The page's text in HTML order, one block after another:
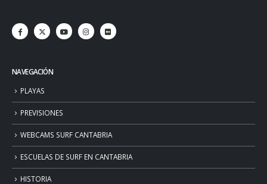
NAVEGACIÓN
PLAYAS
PREVISIONES
WEBCAMS SURF CANTABRIA
ESCUELAS DE SURF EN CANTABRIA
HISTORIA